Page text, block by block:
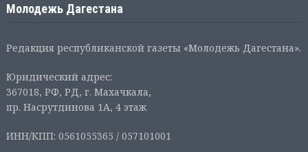
Молодежь Дагестана
Редакция республиканской газеты «Молодежь Дагестана».
Юридический адрес:
367018, РФ, РД, г. Махачкала,
пр. Насрутдинова 1А, 4 этаж
ИНН/КПП: 0561055365 / 057101001